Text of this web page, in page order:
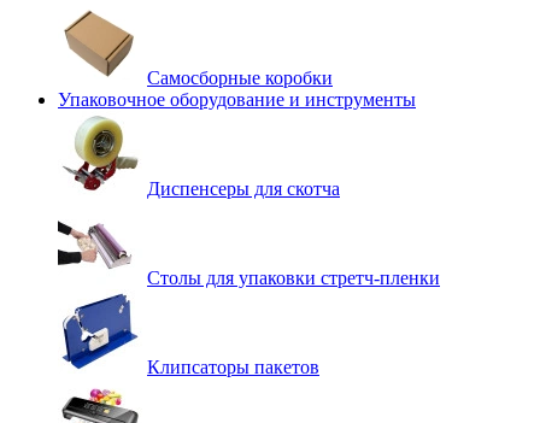
Самосборные коробки
Упаковочное оборудование и инструменты
Диспенсеры для скотча
Столы для упаковки стретч-пленки
Клипсаторы пакетов